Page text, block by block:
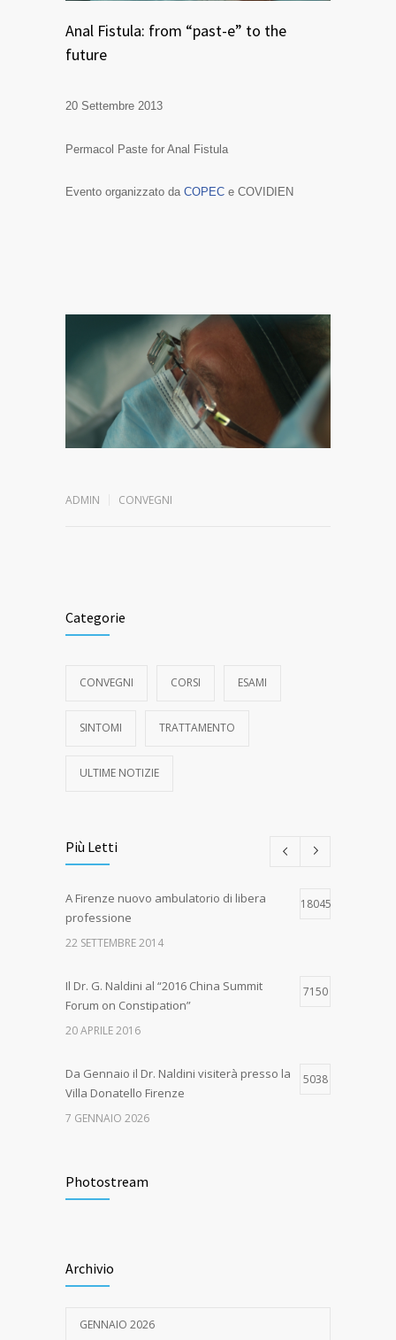
Anal Fistula: from “past-e” to the
future
20 Settembre 2013
Permacol Paste for Anal Fistula
Evento organizzato da COPEC e COVIDIEN
ADMIN CONVEGNI
Categorie
CONVEGNI CORSI ESAMI
SINTOMI TRATTAMENTO
ULTIME NOTIZIE
Più Letti
A Firenze nuovo ambulatorio di libera
professione
18045
22 SETTEMBRE 2014
Il Dr. G. Naldini al “2016 China Summit
Forum on Constipation”
7150
20 APRILE 2016
Da Gennaio il Dr. Naldini visiterà presso la
Villa Donatello Firenze
5038
7 GENNAIO 2026
Congress on the Multidisciplinary
Management of Pelvic Floor Disease
Da Settembre il Dr. Naldini visiterà presso
la Casa di Cura di San Rossore
Photostream
Archivio
GENNAIO 2026